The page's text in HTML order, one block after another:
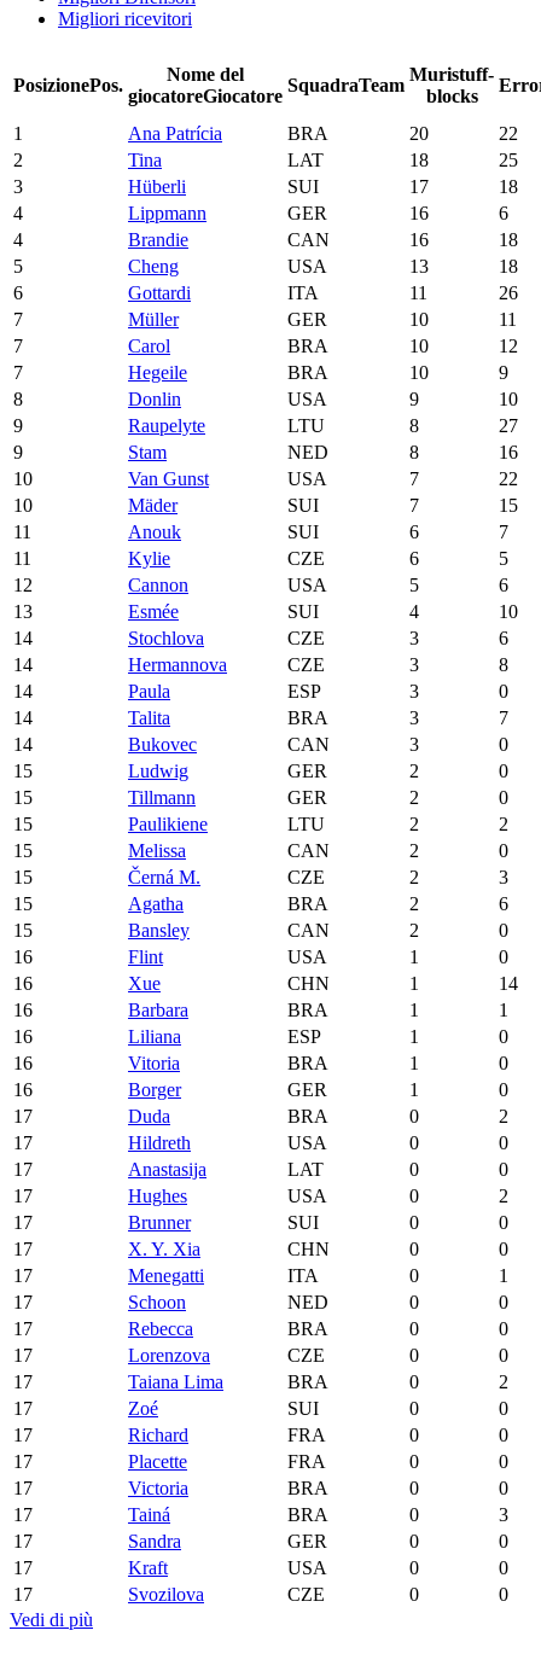
Migliori ricevitori
PosizionePos.
Nome del
giocatoreGiocatore
SquadraTeam
Muristuff-
blocks
1 Ana Patrícia BRA 20
22
2
Tina LAT 18
25
3
Hüberli SUI 17
18
4
Lippmann GER 16
6
4
Brandie CAN 16
18
5
Cheng USA 13
18
6
Gottardi ITA 11
26
7
Müller GER 10
11
7
Carol BRA 10
12
7
Hegeile BRA 10
9
8
Donlin USA 9
10
9
Raupelyte LTU 8
27
9
Stam NED 8
16
10
Van Gunst USA 7
22
10
Mäder SUI 7
15
11
Anouk SUI 6
7
11
Kylie CZE 6
5
12
Cannon USA 5
6
13
Esmée SUI 4
10
14
Stochlova CZE 3
6
14
Hermannova CZE 3
8
14
Paula ESP 3
0
14
Talita BRA 3
7
14
Bukovec CAN 3
0
15
Ludwig GER 2
0
15
Tillmann GER 2
0
15
Paulikiene LTU 2
2
15
Melissa CAN 2
0
15
Černá M. CZE 2
3
15
Agatha BRA 2
6
15
Bansley CAN 2
0
16
Flint USA 1
0
16
Xue CHN 1
14
16
Barbara BRA 1
1
16
Liliana ESP 1
0
16
Vitoria BRA 1
0
16
Borger GER 1
0
17
Duda BRA 0
2
17
Hildreth USA 0
0
17
Anastasija LAT 0
0
17
Hughes USA 0
2
17
Brunner SUI 0
0
17
X. Y. Xia CHN 0
0
17
Menegatti ITA 0
1
17
Schoon NED 0
0
17
Rebecca BRA 0
0
17
Lorenzova CZE 0
0
17
Taiana Lima BRA 0
2
17
Zoé SUI 0
0
17
Richard FRA 0
0
17
Placette FRA 0
0
17
Victoria BRA 0
0
17
Tainá BRA 0
3
17
Sandra GER 0
0
17
Kraft USA 0
0
17
Svozilova CZE 0
0
Vedi di più